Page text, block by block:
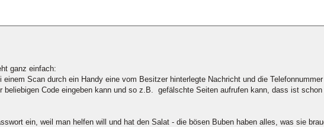
ganz einfach:
Scan durch ein Handy eine vom Besitzer hinterlegte Nachricht und die Telefonnummer
beliebigen Code eingeben kann und so z.B. gefälschte Seiten aufrufen kann, dass ist schon
ein, weil man helfen will und hat den Salat - die bösen Buben haben alles, was sie